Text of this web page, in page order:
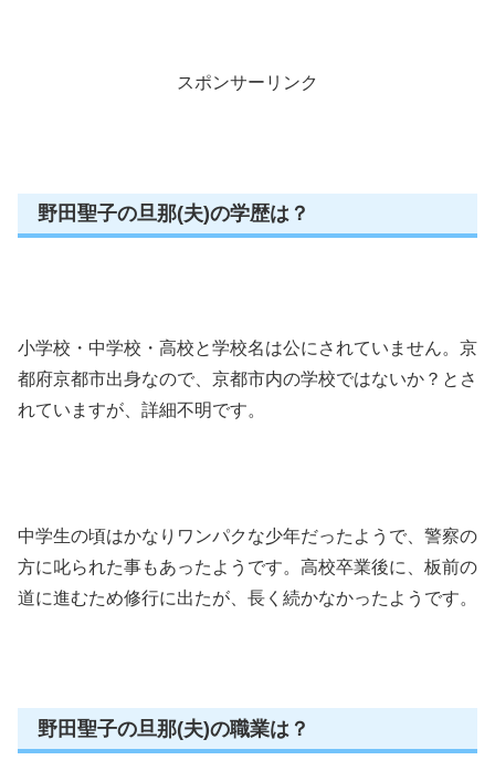
スポンサーリンク
野田聖子の旦那(夫)の学歴は？
小学校・中学校・高校と学校名は公にされていません。京
都府京都市出身なので、京都市内の学校ではないか？とさ
れていますが、詳細不明です。
中学生の頃はかなりワンパクな少年だったようで、警察の
方に叱られた事もあったようです。高校卒業後に、板前の
道に進むため修行に出たが、長く続かなかったようです。
野田聖子の旦那(夫)の職業は？